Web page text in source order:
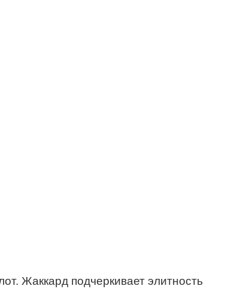
Жаккард подчеркивает элитность